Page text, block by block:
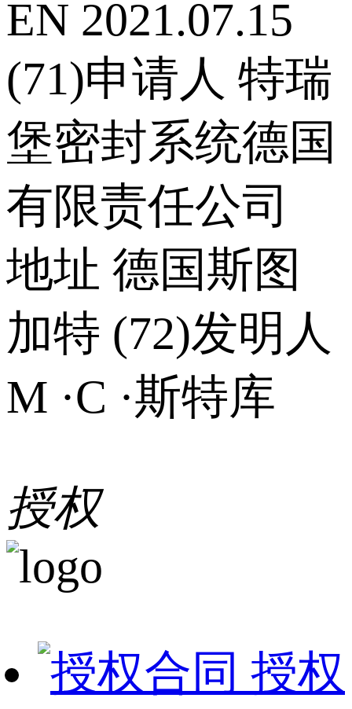
EN 2021.07.15
(71)申请人 特瑞
堡密封系统德国
有限责任公司
地址 德国斯图
加特 (72)发明人
M ·C ·斯特库
授权
授权